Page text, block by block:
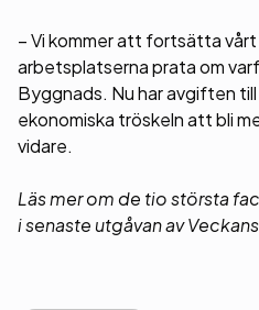
– Vi kommer att fortsätta
arbetsplatserna prata om
Byggnads. Nu har avgiften
ekonomiska tröskeln att bli
vidare.
Läs mer om de tio största
i senaste utgåvan av